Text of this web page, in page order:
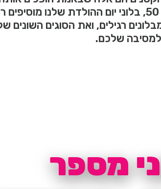
הראשון של ילדכם, מסיבת הפתעה לחבר או חגיגת יום הולדת
רגילים, ואת הסוגים השונים של
למסיבה שלכם.
מספר